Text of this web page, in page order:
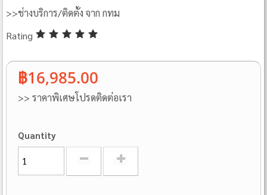
>>ช่างบริการ/ติดตั้ง จาก กทม
Rating
฿16,985.00
>> ราคาพิเศษโปรดติดต่อเรา
Quantity